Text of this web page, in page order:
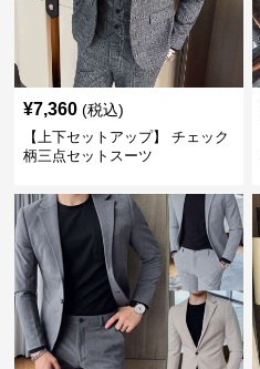
¥7,360 (税込)
【上下セットアップ】 チェック
柄三点セットスーツ